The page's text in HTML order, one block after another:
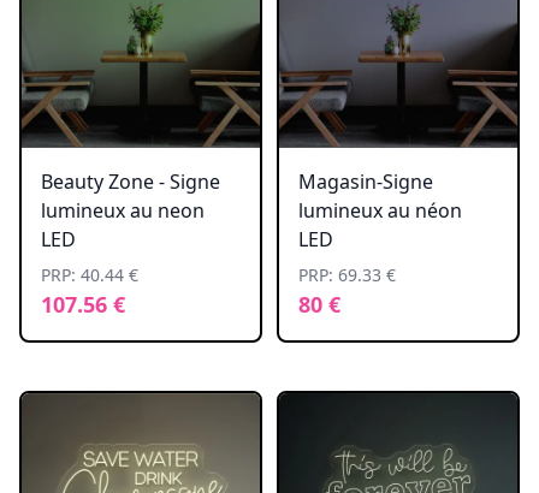
Beauty Zone - Signe
lumineux au neon
LED
PRP: 40.44 €
107.56 €
Magasin-Signe
lumineux au néon
LED
PRP: 69.33 €
80 €